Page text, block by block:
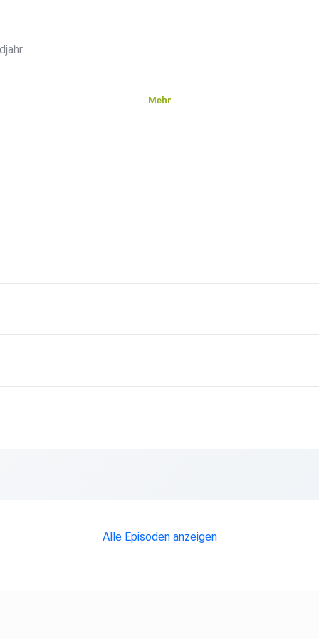
-
Mehr
Alle Episoden anzeigen